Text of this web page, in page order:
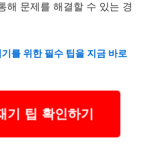
해 문제를 해결할 수 있는 경
를 위한 필수 팁을 지금 바로
기 팁 확인하기